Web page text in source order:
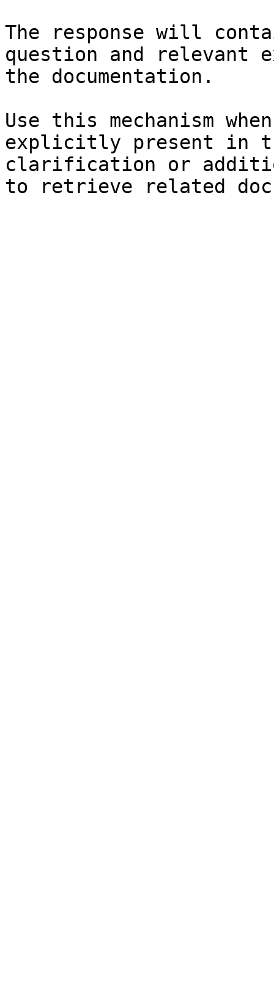
The response will
question and relevant
the documentation.
Use this mechanism
explicitly present in
clarification or